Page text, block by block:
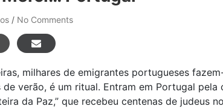
No Comments
milhares de emigrantes portugueses
verão, é um ritual. Entram em Portugal pela
da Paz,” que recebeu centenas de judeus